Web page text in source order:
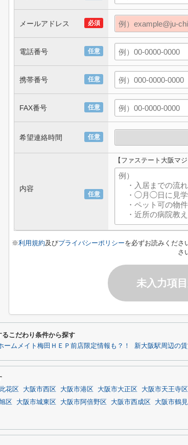
必須
メールアドレス
任意
電話番号
任意
携帯番号
任意
FAX番号
任意
希望連絡時間
任意
内容
【ファステート大阪マ
※利用規約及びプライバシーポリシーを必ずお読みくださ
さ
未入力項
こだわり条件から探す
ムメイト梅田ＨＥＰ前店限定情報も？！ 新大阪駅周辺の
花区 大阪市西区 大阪市港区 大阪市大正区 大阪市天王寺区
区 大阪市城東区 大阪市阿倍野区 大阪市西成区 大阪市鶴